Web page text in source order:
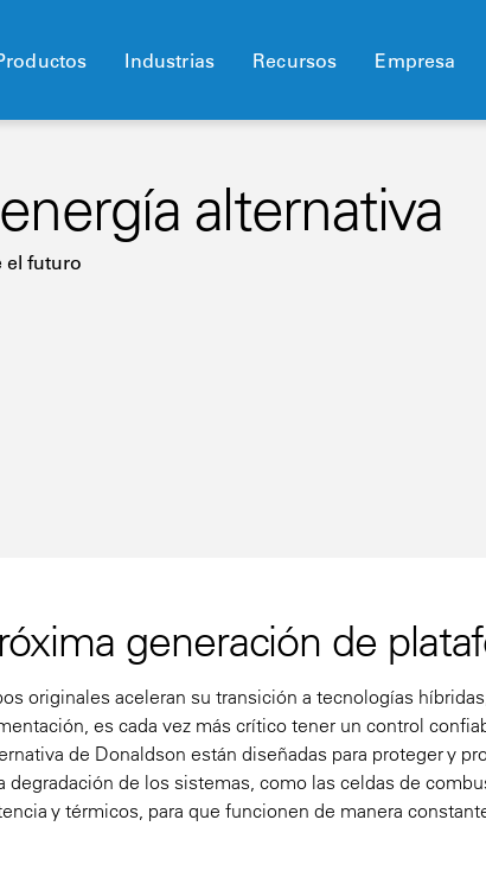
Industrias Recursos Empresa
alternativa
el futuro
generación de
originales aceleran su transición a tecnologías
es cada vez más crítico tener un control
de Donaldson están diseñadas para proteger y
de los sistemas, como las celdas de
y térmicos, para que funcionen de manera